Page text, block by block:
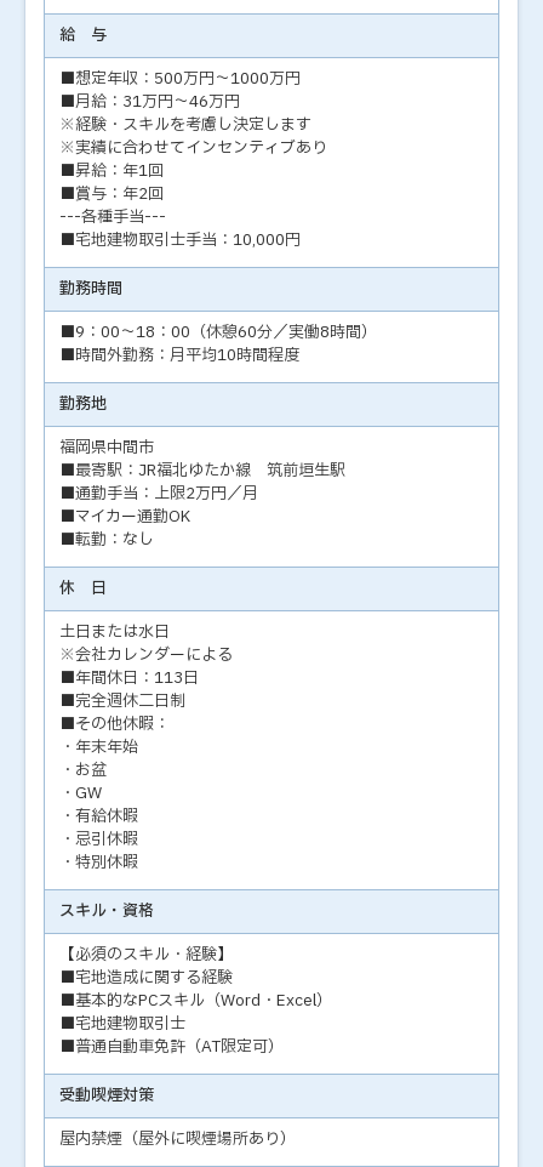
給 与
■想定年収：500万円～1000万円
■月給：31万円～46万円
※経験・スキルを考慮し決定します
※実績に合わせてインセンティブあり
■昇給：年1回
■賞与：年2回
---各種手当---
■宅地建物取引士手当：10,000円
勤務時間
■9：00～18：00（休憩60分／実働8時間）
■時間外勤務：月平均10時間程度
勤務地
福岡県中間市
■最寄駅：JR福北ゆたか線 筑前垣生駅
■通勤手当：上限2万円／月
■マイカー通勤OK
■転勤：なし
休 日
土日または水日
※会社カレンダーによる
■年間休日：113日
■完全週休二日制
■その他休暇：
・年末年始
・お盆
・GW
・有給休暇
・忌引休暇
・特別休暇
スキル・資格
【必須のスキル・経験】
■宅地造成に関する経験
■基本的なPCスキル（Word・Excel）
■宅地建物取引士
■普通自動車免許（AT限定可）
受動喫煙対策
屋内禁煙（屋外に喫煙場所あり）